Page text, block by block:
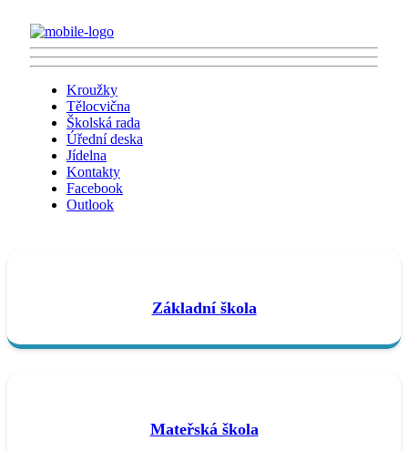
Kroužky
Tělocvična
Školská rada
Úřední deska
Jídelna
Kontakty
Facebook
Outlook
Základní škola
Mateřská škola